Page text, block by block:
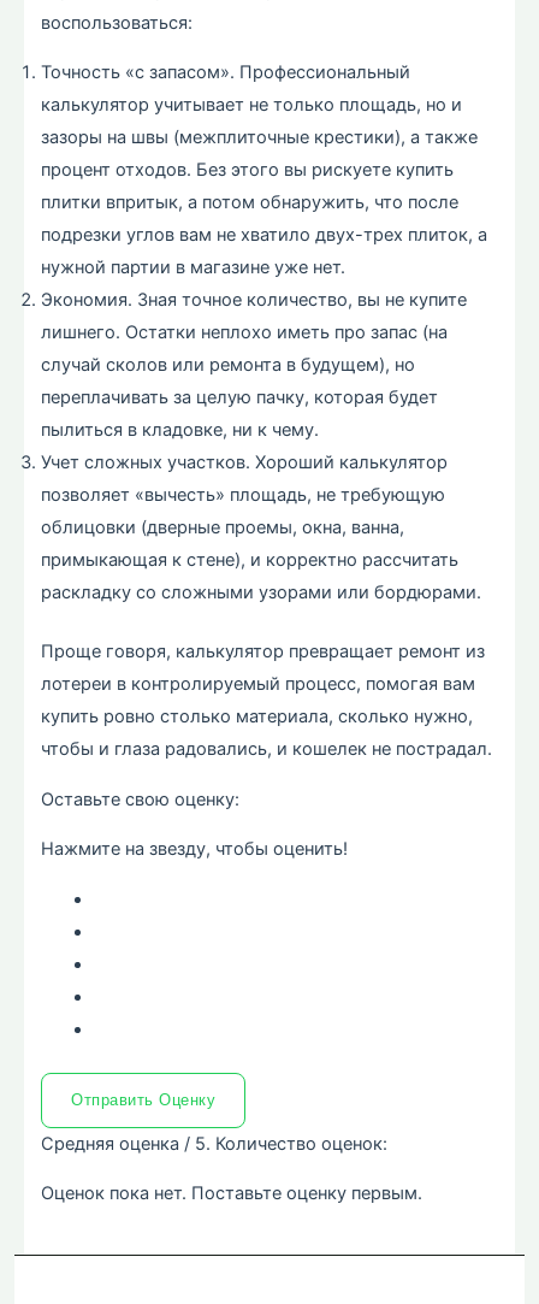
воспользоваться:
Точность «с запасом». Профессиональный
калькулятор учитывает не только площадь, но и
зазоры на швы (межплиточные крестики), а также
процент отходов. Без этого вы рискуете купить
плитки впритык, а потом обнаружить, что после
подрезки углов вам не хватило двух-трех плиток, а
нужной партии в магазине уже нет.
Экономия. Зная точное количество, вы не купите
лишнего. Остатки неплохо иметь про запас (на
случай сколов или ремонта в будущем), но
переплачивать за целую пачку, которая будет
пылиться в кладовке, ни к чему.
Учет сложных участков. Хороший калькулятор
позволяет «вычесть» площадь, не требующую
облицовки (дверные проемы, окна, ванна,
примыкающая к стене), и корректно рассчитать
раскладку со сложными узорами или бордюрами.
Проще говоря, калькулятор превращает ремонт из
лотереи в контролируемый процесс, помогая вам
купить ровно столько материала, сколько нужно,
чтобы и глаза радовались, и кошелек не пострадал.
Оставьте свою оценку:
Нажмите на звезду, чтобы оценить!
Отправить Оценку
Средняя оценка/ 5. Количество оценок:
Оценок пока нет. Поставьте оценку первым.